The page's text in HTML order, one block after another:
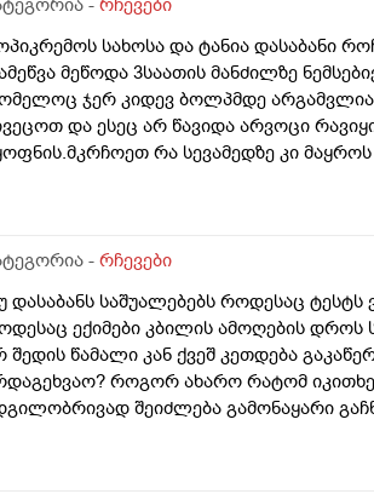
სახოსა და ტანია დასაბანი
მეწოდა 3საათის მანძილზე
ჯერ კიდევ ბოლპმდე
და ესეც არ წავიდა არვოცი
რა სევამედზე კი
- რჩევები
დასაბანს საშუალებებს როდესაც ტესტს
ექიმები კბილის ამოღების დროს
შედის წამალი კან ქვეშ კეთდება
როგორ ახარო რატომ
შეიძლება გამონაყარი